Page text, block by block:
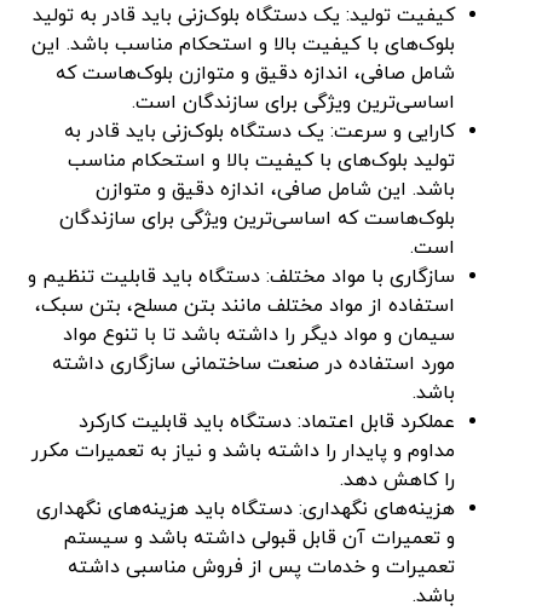
کیفیت تولید: یک دستگاه بلوک‌زنی باید قادر به تولید
بلوک‌های با کیفیت بالا و استحکام مناسب باشد. این
شامل صافی، اندازه دقیق و متوازن بلوک‌هاست که
اساسی‌ترین ویژگی برای سازندگان است.
کارایی و سرعت: یک دستگاه بلوک‌زنی باید قادر به
تولید بلوک‌های با کیفیت بالا و استحکام مناسب
باشد. این شامل صافی، اندازه دقیق و متوازن
بلوک‌هاست که اساسی‌ترین ویژگی برای سازندگان
است.
سازگاری با مواد مختلف: دستگاه باید قابلیت تنظیم و
استفاده از مواد مختلف مانند بتن مسلح، بتن سبک،
سیمان و مواد دیگر را داشته باشد تا با تنوع مواد
مورد استفاده در صنعت ساختمانی سازگاری داشته
باشد.
عملکرد قابل اعتماد: دستگاه باید قابلیت کارکرد
مداوم و پایدار را داشته باشد و نیاز به تعمیرات مکرر
را کاهش دهد.
هزینه‌های نگهداری: دستگاه باید هزینه‌های نگهداری
و تعمیرات آن قابل قبولی داشته باشد و سیستم
تعمیرات و خدمات پس از فروش مناسبی داشته
باشد.